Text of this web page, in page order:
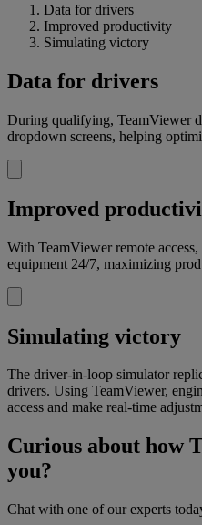
Data for drivers
Improved productivity
Simulating victory
Data for drivers
During qualifying, TeamViewer
dropdown screens, helping
Improved
With TeamViewer remote
equipment 24/7, maximizing
Simulating victory
The driver-in-loop simulator
drivers. Using TeamViewer,
access and make real-time
Curious about how
you?
Chat with one of our experts